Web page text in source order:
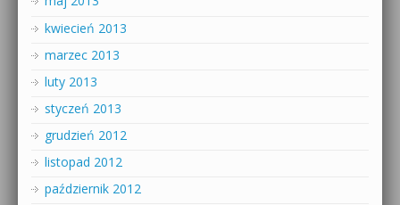
kwiecień 2013
marzec 2013
luty 2013
styczeń 2013
grudzień 2012
listopad 2012
październik 2012